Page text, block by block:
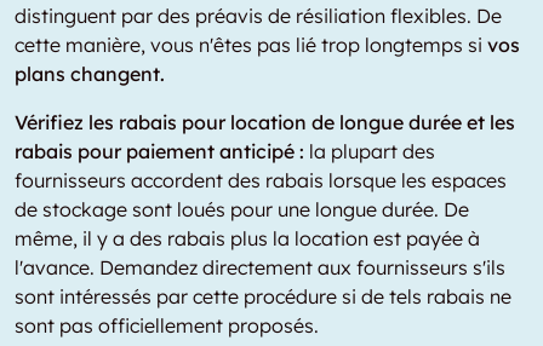
distinguent par des préavis de résiliation flexibles. De
cette manière, vous n'êtes pas lié trop longtemps si vos
plans changent.
Vérifiez les rabais pour location de longue durée et les
rabais pour paiement anticipé : la plupart des
fournisseurs accordent des rabais lorsque les espaces
de stockage sont loués pour une longue durée. De
même, il y a des rabais plus la location est payée à
l'avance. Demandez directement aux fournisseurs s'ils
sont intéressés par cette procédure si de tels rabais ne
sont pas officiellement proposés.